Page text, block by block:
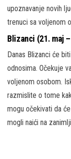
upoznavanje novih
trenuci sa voljenom
Blizanci (21. maj
Danas Blizanci će
odnosima. Očekuje
voljenom osobom.
razmislite o tome
mogu očekivati da
mogli naići na